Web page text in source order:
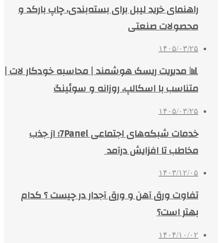
راهنمای خرید لیبل برای بسته‌بندی، چاپ بارکد و
محصولات صنعتی
۱۴۰۵/۰۳/۲۵
📊 مدیریت ریسک هوشمند | محاسبه خودکار لات |
متناسب با اسکالپ، روزانه و سوئینگ
۱۴۰۵/۰۳/۲۵
خدمات شبکه‌های اجتماعی 7Panel؛ از جذب
مخاطب تا افزایش درآمد
۱۴۰۳/۱۲/۰۵
تفاوت ورق آهن و ورق آجدار در چیست ؟ کدام
بهتر است؟
۱۴۰۴/۱۰/۰۲